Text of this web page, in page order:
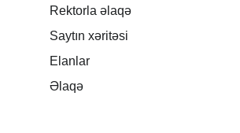
Rektorla əlaqə
Saytın xəritəsi
Elanlar
Əlaqə